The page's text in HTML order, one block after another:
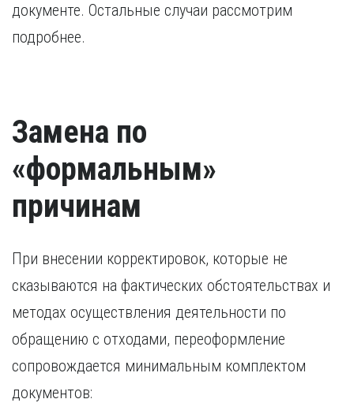
документе. Остальные случаи рассмотрим
подробнее.
Замена по
«формальным»
причинам
При внесении корректировок, которые не
сказываются на фактических обстоятельствах и
методах осуществления деятельности по
обращению с отходами, переоформление
сопровождается минимальным комплектом
документов: